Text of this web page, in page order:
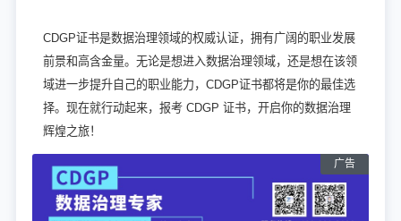
CDGP证书是数据治理领域的权威认证，拥有广阔的职业发展
前景和高含金量。无论是想进入数据治理领域，还是想在该领
域进一步提升自己的职业能力，CDGP证书都将是你的最佳选
择。现在就行动起来，报考 CDGP 证书，开启你的数据治理
辉煌之旅！